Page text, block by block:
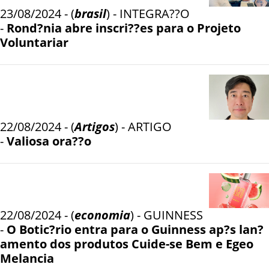
23/08/2024 - (brasil) - INTEGRA??O
- Rond?nia abre inscri??es para o Projeto
Voluntariar
22/08/2024 - (Artigos) - ARTIGO
-Valiosa ora??o
22/08/2024 - (economia) - GUINNESS
- O Botic?rio entra para o Guinness ap?s lan?
amento dos produtos Cuide-se Bem e Egeo
Melancia